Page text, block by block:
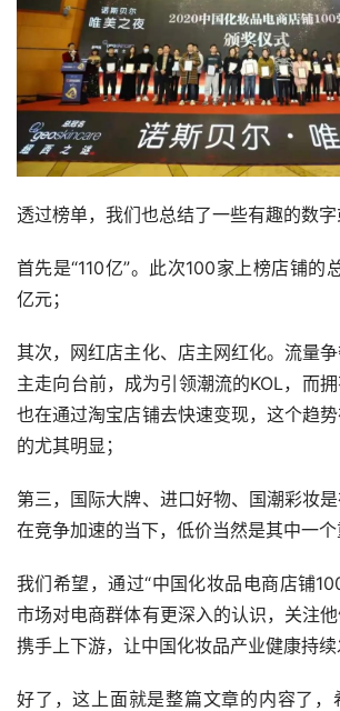
透过榜单，我们也总结了一些有趣的数字
首先是“110亿”。此次100家上榜店铺的
亿元；
其次，网红店主化、店主网红化。流量
主走向台前，成为引领潮流的KOL，而拥
也在通过淘宝店铺去快速变现，这个趋
的尤其明显；
第三，国际大牌、进口好物、国潮彩妆是
在竞争加速的当下，低价当然是其中一个
我们希望，通过“中国化妆品电商店铺
市场对电商群体有更深入的认识，关注他
携手上下游，让中国化妆品产业健康持续
好了，这上面就是整篇文章的内容了，